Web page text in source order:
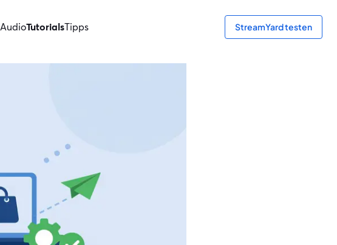
AudioTutorialsTipps StreamYard testen